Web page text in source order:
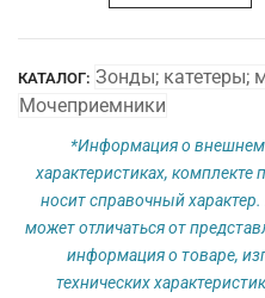
однократ
применения
2000мл
КАТАЛОГ: Зонды; катетеры;
Мочеприемники
*Информация о внешнем
характеристиках, комплекте
носит справочный
может отличаться от
информация о товаре,
технических